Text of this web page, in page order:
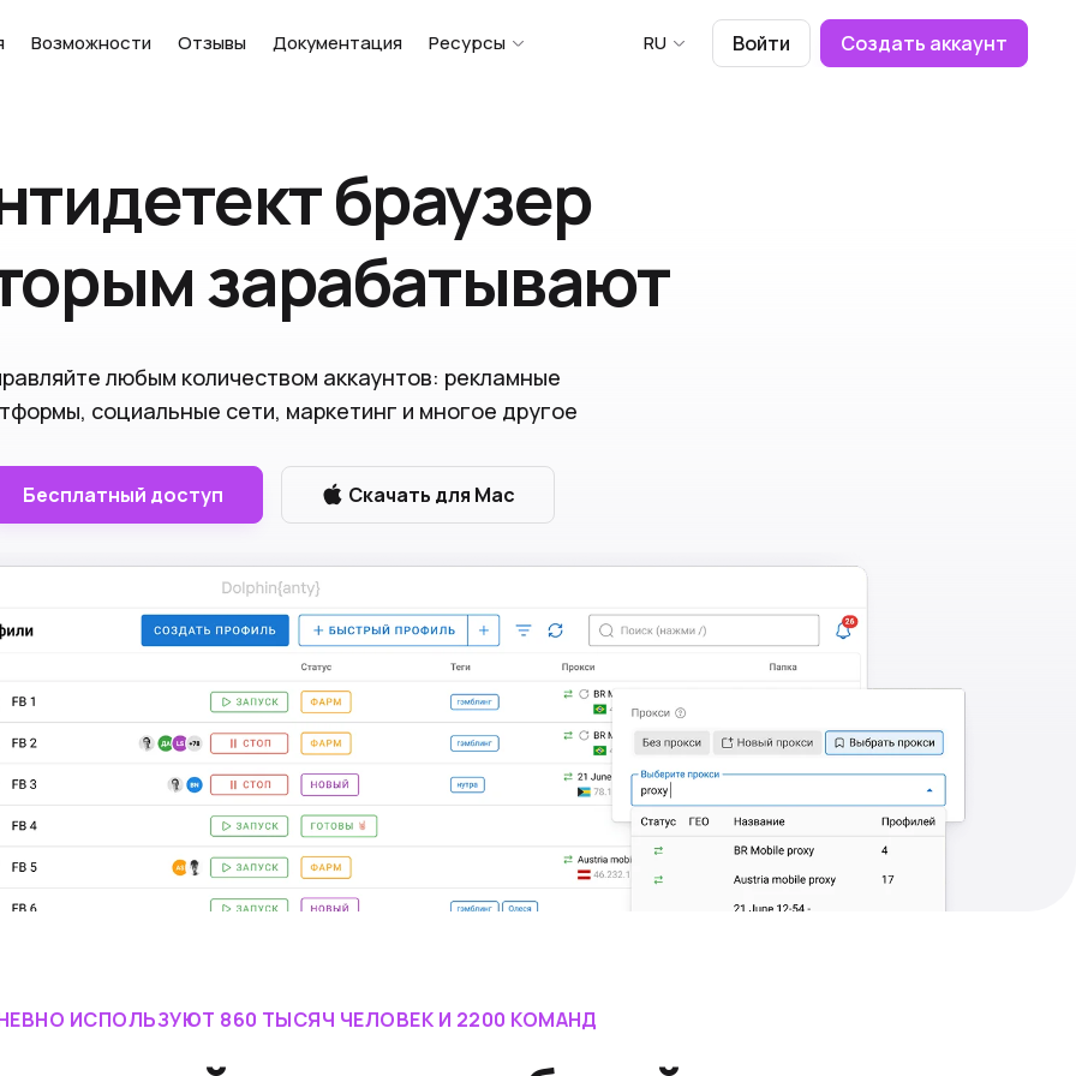
Возможности Отзывы Документация Ресурсы RU Войти Создать аккаунт
браузер
зарабатывают
любым количеством аккаунтов: рекламные
социальные сети, маркетинг и многое другое
Бесплатный доступ Скачать для Mac
ИСПОЛЬЗУЮТ 860 ТЫСЯЧ ЧЕЛОВЕК И 2200 КОМАНД